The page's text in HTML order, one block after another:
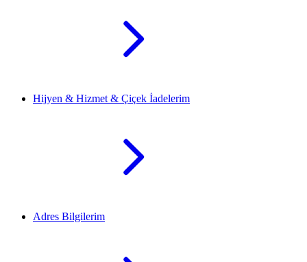
Hijyen & Hizmet & Çiçek İadelerim
Adres Bilgilerim